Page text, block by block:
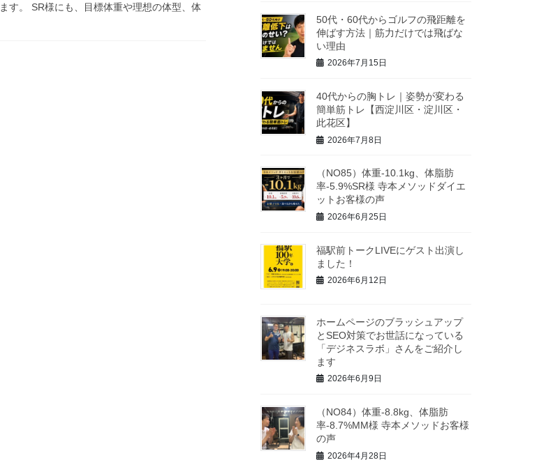
す。 SR様にも、目標体重や理想の体型、体
50代・60代からゴルフの飛距離を
伸ばす方法｜筋力だけでは飛ばな
い理由
2026年7月15日
40代からの胸トレ｜姿勢が変わる
簡単筋トレ【西淀川区・淀川区・
此花区】
2026年7月8日
（NO85）体重-10.1kg、体脂肪
率-5.9%SR様 寺本メソッドダイエ
ットお客様の声
2026年6月25日
福駅前トークLIVEにゲスト出演し
ました！
2026年6月12日
ホームページのブラッシュアップ
とSEO対策でお世話になっている
「デジネスラボ」さんをご紹介し
ます
2026年6月9日
（NO84）体重-8.8kg、体脂肪
率-8.7%MM様 寺本メソッドお客様
の声
2026年4月28日